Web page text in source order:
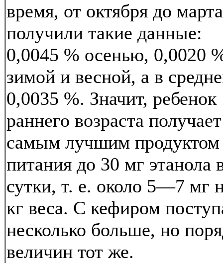
время, от октября до
получили такие данные:
0,0045 % осенью, 0,0020
зимой и весной, а в
0,0035 %. Значит, ребенок
раннего возраста
самым лучшим продуктом
питания до 30 мг этанола
сутки, т. е. около 5—7 мг
кг веса. С кефиром
несколько больше, но
величин тот же.